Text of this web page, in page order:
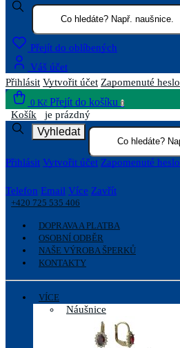
Přejít do oblíbených
Váš účet
Přihlásit Vytvořit účet Zapomenuté heslo
0 Kč Přejít do košíku 0
Košík je prázdný
Vyhledat
Přihlásit Vytvořit účet Zapomenuté heslo
Telefon Email Více Zavřít
+420 725 535 406
DOPRAVA A PLATBA
OSOBNÍ ODBĚR
NAŠE VÝROBA ŠPERKŮ
KONTAKTY
VÍCE
Náušnice